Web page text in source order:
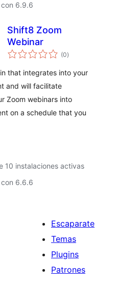
6.9.6
Shift8 Zoom
Webinar
(0valoraciones
en
)
that integrates into your
and will facilitate
Zoom webinars into
on a schedule that you
10 instalaciones activas
6.6.6
Escaparate
Temas
Plugins
Patrones